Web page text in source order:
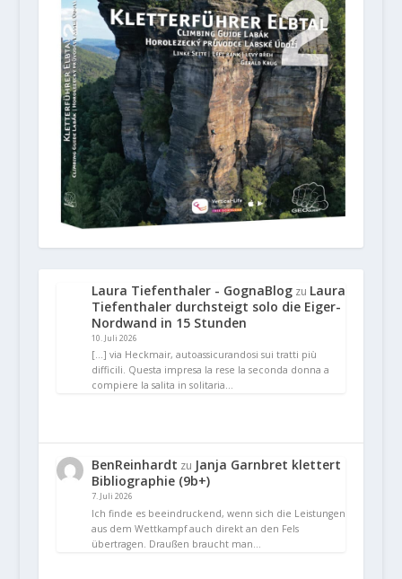
Laura Tiefenthaler - GognaBlogzu Laura
Tiefenthaler durchsteigt solo die Eiger-
Nordwand in 15 Stunden
10. Juli 2026
[…] via Heckmair, autoassicurandosi sui tratti più
difficili. Questa impresa la rese la seconda donna a
compiere la salita in solitaria…
BenReinhardt zu Janja Garnbret klettert
Bibliographie (9b+)
7. Juli 2026
Ich finde es beeindruckend, wenn sich die Leistungen
aus dem Wettkampf auch direkt an den Fels
übertragen. Draußen braucht man…